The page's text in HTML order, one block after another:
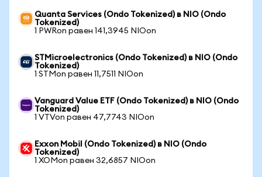
Quanta Services (Ondo Tokenized) в NIO (Ondo
Tokenized)
1 PWRon равен 141,3945 NIOon
STMicroelectronics (Ondo Tokenized) в NIO (Ondo
Tokenized)
1 STMon равен 11,7511 NIOon
Vanguard Value ETF (Ondo Tokenized) в NIO (Ondo
Tokenized)
1 VTVon равен 47,7743 NIOon
Exxon Mobil (Ondo Tokenized) в NIO (Ondo
Tokenized)
1 XOMon равен 32,6857 NIOon